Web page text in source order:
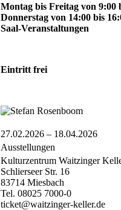
Montag bis Freitag von 9:00
Donnerstag von 14:00 bis
Saal-Veranstaltungen
Eintritt frei
27.02.2026 – 18.04.2026
Ausstellungen
Kulturzentrum Waitzinger
Schlierseer Str. 16
83714 Miesbach
Tel. 08025 7000-0
ticket@waitzinger-keller.de